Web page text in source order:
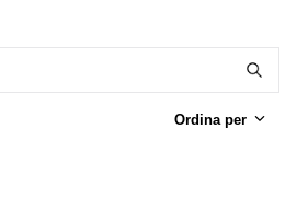
Ordina per